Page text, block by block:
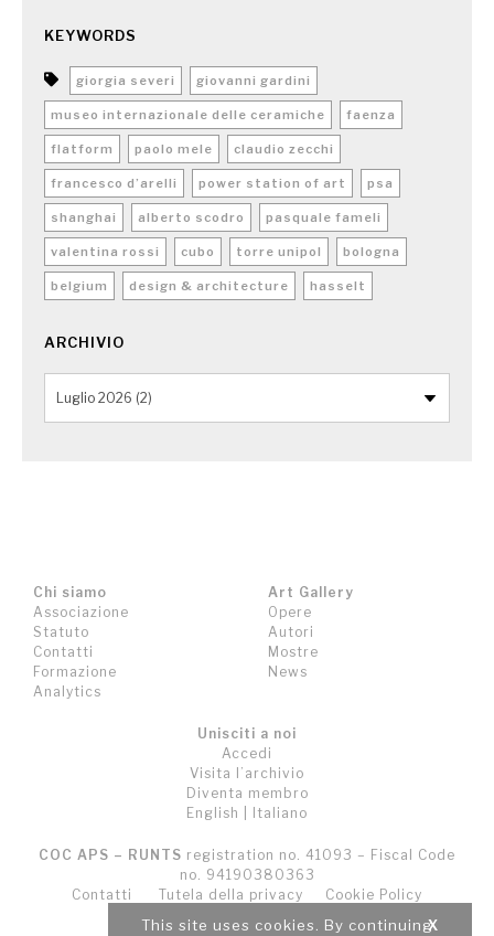
This site uses cookies. By continuingX
KEYWORDS
giorgia severi giovanni gardini
museo internazionale delle ceramiche faenza
flatform paolo mele claudio zecchi
francesco d’arelli power station of art psa
shanghai alberto scodro pasquale fameli
valentina rossi cubo torre unipol bologna
belgium design & architecture hasselt
ARCHIVIO
Chi siamo
Associazione
Statuto
Contatti
Formazione
Analytics
Art Gallery
Opere
Autori
Mostre
News
Unisciti a noi
Accedi
Visita l’archivio
Diventa membro
English
Italiano
COC APS – RUNTS registration no. 41093 – Fiscal Code
no. 94190380363
Contatti
Tutela della privacy
Cookie Policy